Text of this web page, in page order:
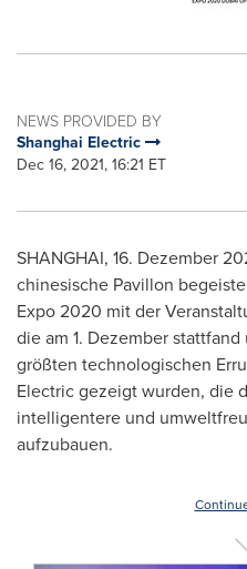
NEWS PROVIDED BY
Shanghai Electric
Dec 16, 2021, 16:21 ET
SHANGHAI, 16. Dezember
chinesische Pavillon
Expo 2020 mit der
die am 1. Dezember
größten technologischen
Electric gezeigt wurden, die
intelligentere und
aufzubauen.